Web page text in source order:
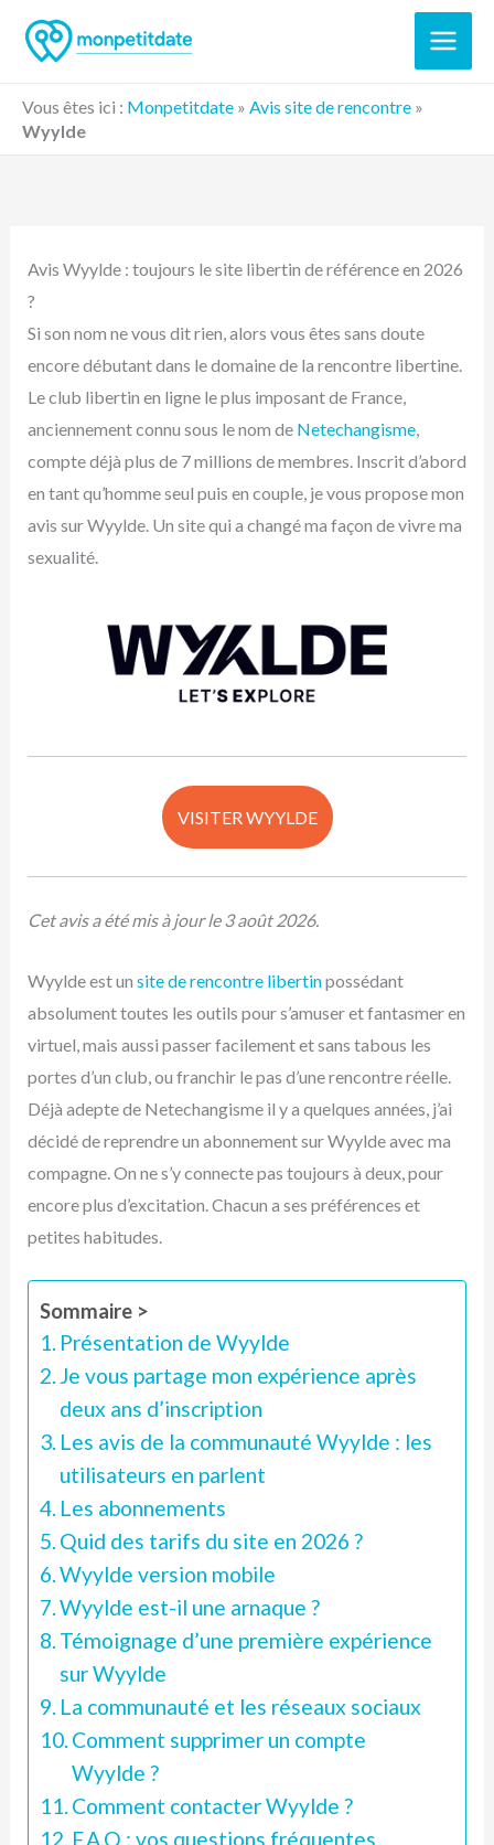
Vous êtes ici : Monpetitdate » Avis site de rencontre »
Wyylde
Avis Wyylde : toujours le site libertin de référence en 2026
?
Si son nom ne vous dit rien, alors vous êtes sans doute
encore débutant dans le domaine de la rencontre libertine.
Le club libertin en ligne le plus imposant de France,
anciennement connu sous le nom de Netechangisme,
compte déjà plus de 7 millions de membres. Inscrit d’abord
en tant qu’homme seul puis en couple, je vous propose mon
avis sur Wyylde. Un site qui a changé ma façon de vivre ma
sexualité.
VISITER WYYLDE
Cet avis a été mis à jour le 3 août 2026.
Wyylde est un site de rencontre libertinpossédant
absolument toutes les outils pour s’amuser et fantasmer en
virtuel, mais aussi passer facilement et sans tabous les
portes d’un club, ou franchir le pas d’une rencontre réelle.
Déjà adepte de Netechangisme il y a quelques années, j’ai
décidé de reprendre un abonnement sur Wyylde avec ma
compagne. On ne s’y connecte pas toujours à deux, pour
encore plus d’excitation. Chacun a ses préférences et
petites habitudes.
Sommaire >
Présentation de Wyylde
Je vous partage mon expérience après
deux ans d’inscription
Les avis de la communauté Wyylde : les
utilisateurs en parlent
Les abonnements
Quid des tarifs du site en 2026 ?
Wyylde version mobile
Wyylde est-il une arnaque ?
Témoignage d’une première expérience
sur Wyylde
La communauté et les réseaux sociaux
Comment supprimer un compte
Wyylde ?
Comment contacter Wyylde ?
F.A.Q : vos questions fréquentes